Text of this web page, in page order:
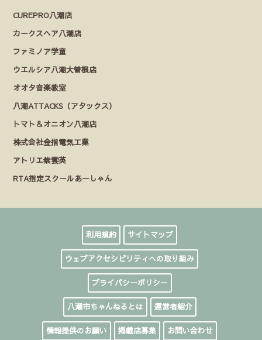
CUREPRO八潮店
カークスヘア八潮店
ファミノア学童
ウエルシア八潮大曽根店
オオタ音楽教室
八潮ATTACKS（アタックス）
トマト＆オニオン八潮店
株式会社金指電気工業
アトリエ紫雲英
RTA指定スクールあーしゃん
利用規約 サイトマップ
ウェブアクセシビリティへの取り組み
プライバシーポリシー
八潮市ちゃんねるとは 運営者紹介
情報提供のお願い 掲載店募集 お問い合わせ